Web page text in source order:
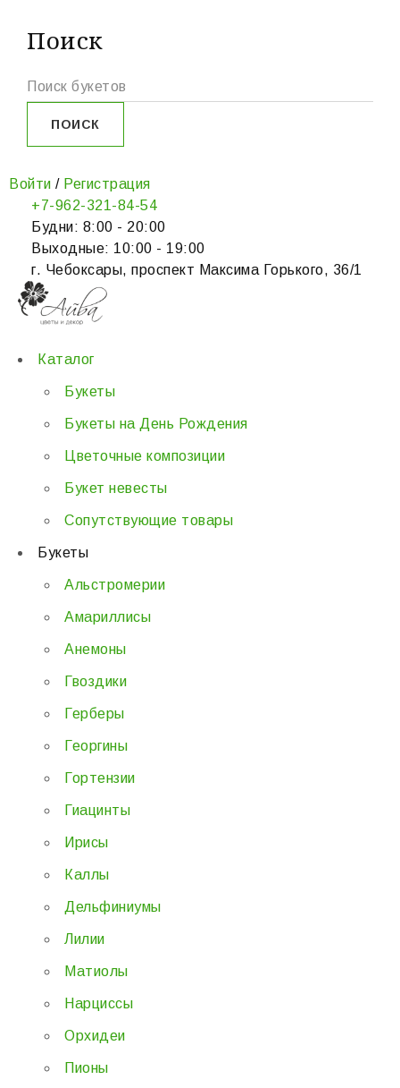
Поиск
Войти / Регистрация
+7-962-321-84-54
Будни: 8:00 - 20:00
Выходные: 10:00 - 19:00
г. Чебоксары, проспект Максима Горького, 36/1
Каталог
Букеты
Букеты на День Рождения
Цветочные композиции
Букет невесты
Сопутствующие товары
Букеты
Альстромерии
Амариллисы
Анемоны
Гвоздики
Герберы
Георгины
Гортензии
Гиацинты
Ирисы
Каллы
Дельфиниумы
Лилии
Матиолы
Нарциссы
Орхидеи
Пионы